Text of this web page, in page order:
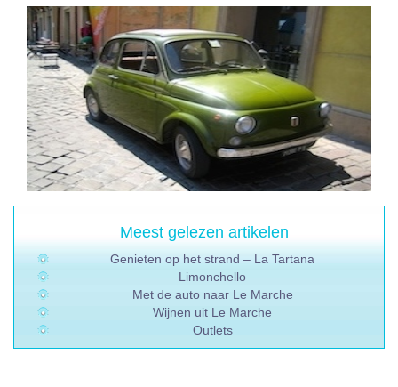
Meest gelezen artikelen
Genieten op het strand – La Tartana
Limonchello
Met de auto naar Le Marche
Wijnen uit Le Marche
Outlets